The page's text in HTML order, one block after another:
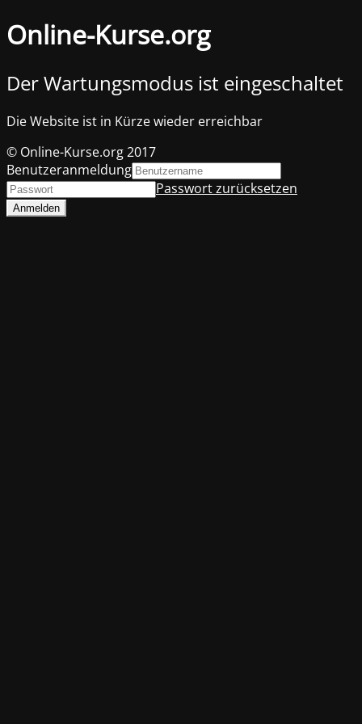
Online-Kurse.org
Der Wartungsmodus ist eingeschaltet
Die Website ist in Kürze wieder erreichbar
© Online-Kurse.org 2017
Benutzeranmeldung
Passwort zurücksetzen